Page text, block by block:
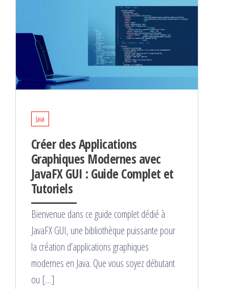
Java
Créer des Applications
Graphiques Modernes avec
JavaFX GUI : Guide Complet et
Tutoriels
Bienvenue dans ce guide complet dédié à
JavaFX GUI, une bibliothèque puissante pour
la création d’applications graphiques
modernes en Java. Que vous soyez débutant
ou […]